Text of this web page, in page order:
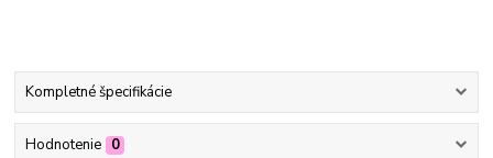
Kompletné špecifikácie
Hodnotenie 0